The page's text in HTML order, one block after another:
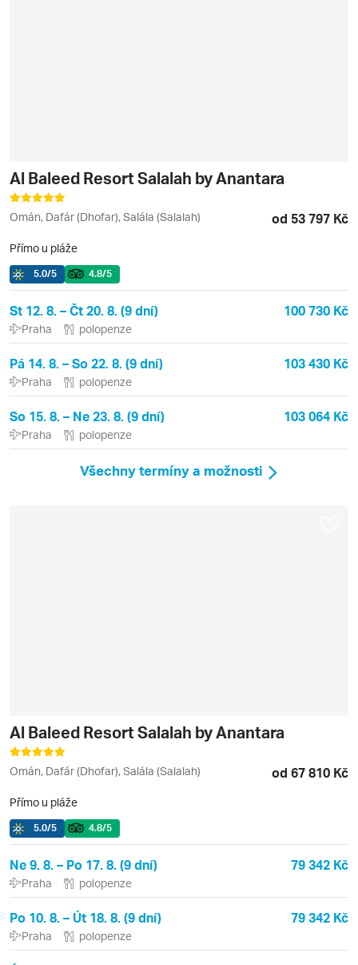
Al Baleed Resort Salalah by Anantara
Omán, Dafár (Dhofar), Salála (Salalah) od 53 797 Kč
Přímo u pláže
5.0/5 4.8/5
St 12. 8. – Čt 20. 8. (9 dní) 100 730 Kč
Praha polopenze
Pá 14. 8. – So 22. 8. (9 dní) 103 430 Kč
Praha polopenze
So 15. 8. – Ne 23. 8. (9 dní) 103 064 Kč
Praha polopenze
Všechny termíny a možnosti
Al Baleed Resort Salalah by Anantara
Omán, Dafár (Dhofar), Salála (Salalah) od 67 810 Kč
Přímo u pláže
5.0/5 4.8/5
Ne 9. 8. – Po 17. 8. (9 dní) 79 342 Kč
Praha polopenze
Po 10. 8. – Út 18. 8. (9 dní) 79 342 Kč
Praha polopenze